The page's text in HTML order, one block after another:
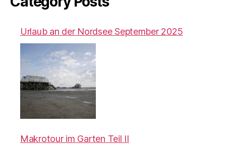
Urlaub an der Nordsee September 2025
Makrotour im Garten Teil II